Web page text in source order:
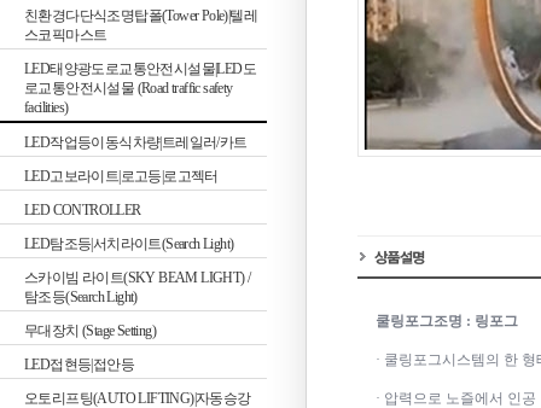
친환경다단식조명탑폴(Tower Pole)|텔레
스코픽마스트
LED태양광도로교통안전시설물|LED도
로교통안전시설물 (Road traffic safety
facilities)
LED작업등이동식차량|트레일러/카트
LED고보라이트|로고등|로고젝터
LED CONTROLLER
LED탐조등|서치라이트(Search Light)
스카이빔 라이트(SKY BEAM LIGHT) /
탐조등(Search Light)
무대장치 (Stage Setting)
LED접현등|접안등
오토리프팅(AUTO LIFTING)|자동승강
쿨링포그조명 : 링포그
· 쿨링포그시스템의 한 형
· 압력으로 노즐에서 인